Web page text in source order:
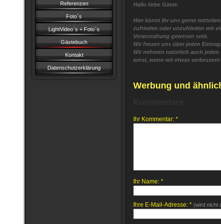
Referenzen
Foto`s
LightVideo`s + Foto`s
Gästebuch
Kontakt
Datenschutzerklärung
Hallo liebe Gäste.
Hier könnt Ihr uns gerne
zufrieden oder unzufrieden mit
Veranstaltung gewesen seid.
Wir freuen uns über jeden
Wir nehmen natürlich auch jeden
ernst, wenn wir etwas
Werbung und
Ihr Kommentar: *
Ihr Name: *
Ihre E-Mail-Adresse: * (wird nicht